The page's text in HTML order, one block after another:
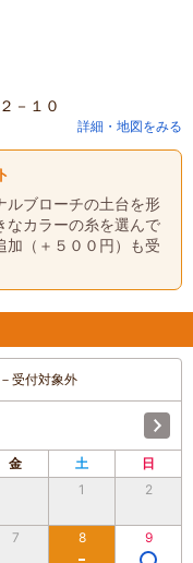
－１０
詳細・地図をみる
ルブローチの土台を形
なカラーの糸を選んで
加（＋５００円）も受
－ 受付対象外
金 土
日
1
2
7 8 9